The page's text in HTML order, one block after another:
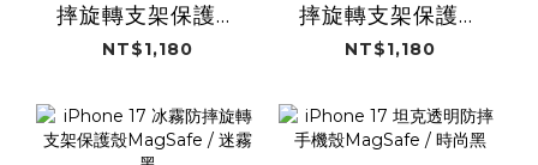
摔旋轉支架保護殼
MagSafe / 宇宙橙
NT$1,180
摔旋轉支架保護殼
MagSafe / 能量藍
NT$1,180